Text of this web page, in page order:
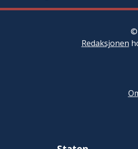
©
Redaksjonen